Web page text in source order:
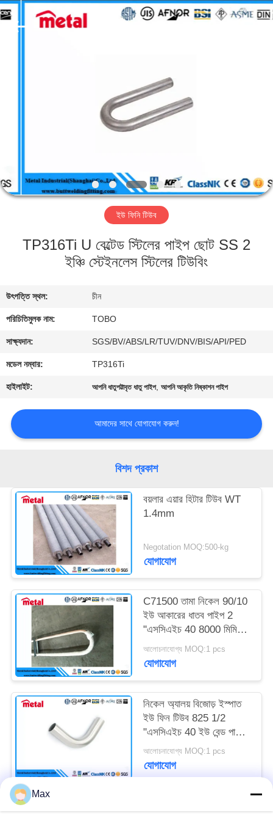
কারখানা
যোগাযোগ
করুন
খবর
মামলা
PRIVACY
POLICY
TOBO
STEEL
GROUP
CHINA.
ইউ ফিনি টিউব
TP316Ti U বেল্টেড স্টিলের পাইপ ছোট SS 2
ইঞ্চি স্টেইনলেস স্টিলের টিউবিং
উৎপত্তি স্থল: চীন
পরিচিতিমুলক নাম: TOBO
সাক্ষ্যদান: SGS/BV/ABS/LR/TUV/DNV/BIS/API/PED
মডেল নম্বার: TP316Ti
হাইলাইট: আপনি ধাতুপট্টাবৃত ধাতু পাইপ,আপনি আকৃতি নিষ্কাশন পাইপ
আমাদের সাথে যোগাযোগ করুন!
বিশদ প্রকাশ
বয়লার এয়ার হিটার টিউব WT
1.4mm
Negotation MOQ:500-kg
যোগাযোগ
C71500 তামা নিকেল 90/10
ইউ আকারের ধাতব পাইপ 2
"এসসিএইচ 40 8000 মিমি
সংযোগের জন্য
আলোচনাযোগ্য MOQ:1 pcs
যোগাযোগ
নিকেল অ্যালয় বিজোড় ইস্পাত
ইউ ফিন টিউব 825 1/2
"এসসিএইচ 40 ইউ বেন্ড পাইপ
আলোচনাযোগ্য MOQ:1 pcs
যোগাযোগ
Max